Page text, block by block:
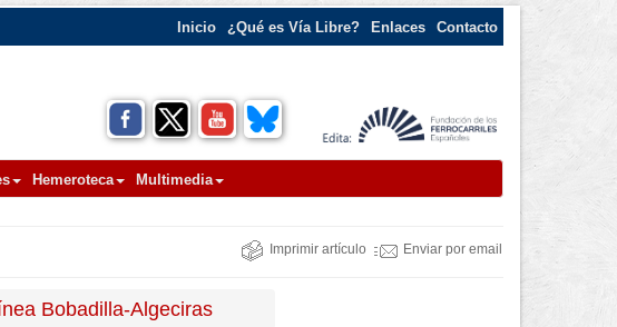
Inicio ¿Qué es Vía Libre? Enlaces Contacto
Hemeroteca Multimedia
Imprimir artículo Enviar por email
Bobadilla-Algeciras